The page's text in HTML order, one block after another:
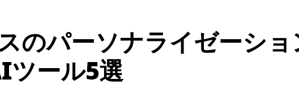
のパーソナライゼーシ
ツール5選